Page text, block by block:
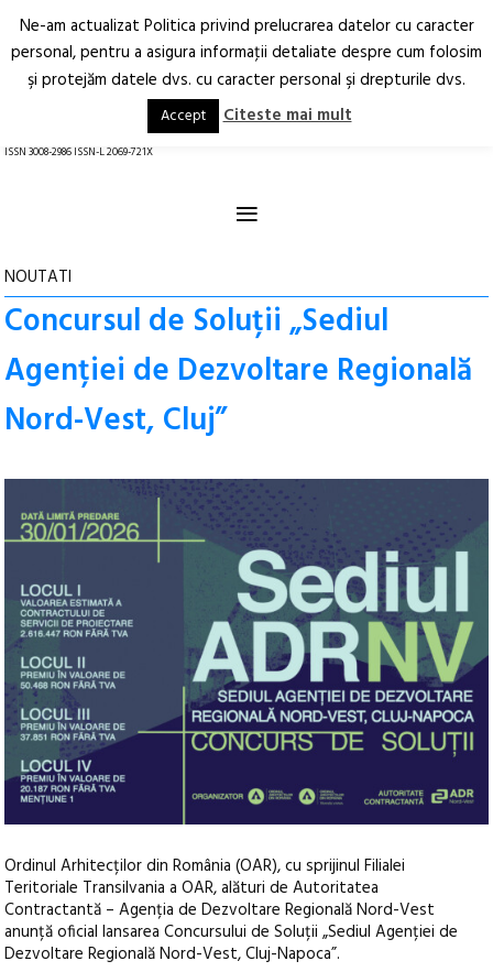
Arhitectură.
Oraș.
RO EN
ISSN 3008-2986 ISSN-L 2069-721X
≡
NOUTATI
Concursul de Soluții „Sediul
Agenției de Dezvoltare Regională
Nord-Vest, Cluj”
Ordinul Arhitecților din România (OAR), cu sprijinul Filialei
Teritoriale Transilvania a OAR, alături de Autoritatea
Contractantă – Agenția de Dezvoltare Regională Nord-Vest
anunță oficial lansarea Concursului de Soluții „Sediul Agenției de
Dezvoltare Regională Nord-Vest, Cluj-Napoca”.
Ne-am actualizat Politica privind prelucrarea datelor cu caracter
personal, pentru a asigura informaţii detaliate despre cum folosim
şi protejăm datele dvs. cu caracter personal şi drepturile dvs.
Accept Citeste mai mult